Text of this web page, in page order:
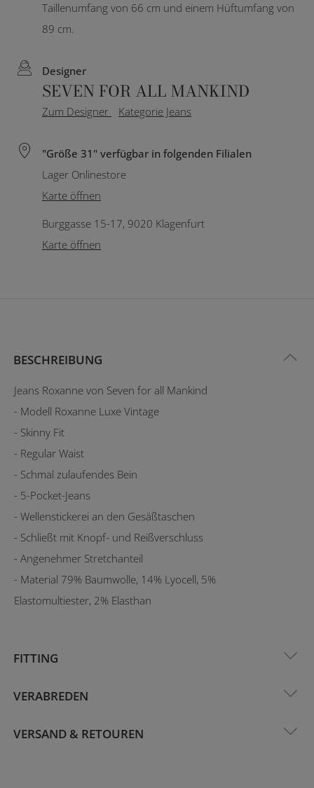
Taillenumfang von 66 cm und einem Hüftumfang von
89 cm.
Designer
SEVEN FOR ALL MANKIND
Zum Designer Kategorie Jeans
"Größe 31" verfügbar in folgenden Filialen
Lager Onlinestore
Karte öffnen
Burggasse 15-17, 9020 Klagenfurt
Karte öffnen
BESCHREIBUNG
Jeans Roxanne von Seven for all Mankind
- Modell Roxanne Luxe Vintage
- Skinny Fit
- Regular Waist
- Schmal zulaufendes Bein
- 5-Pocket-Jeans
- Wellenstickerei an den Gesäßtaschen
- Schließt mit Knopf- und Reißverschluss
- Angenehmer Stretchanteil
- Material 79% Baumwolle, 14% Lyocell, 5%
Elastomultiester, 2% Elasthan
FITTING
VERABREDEN
VERSAND & RETOUREN